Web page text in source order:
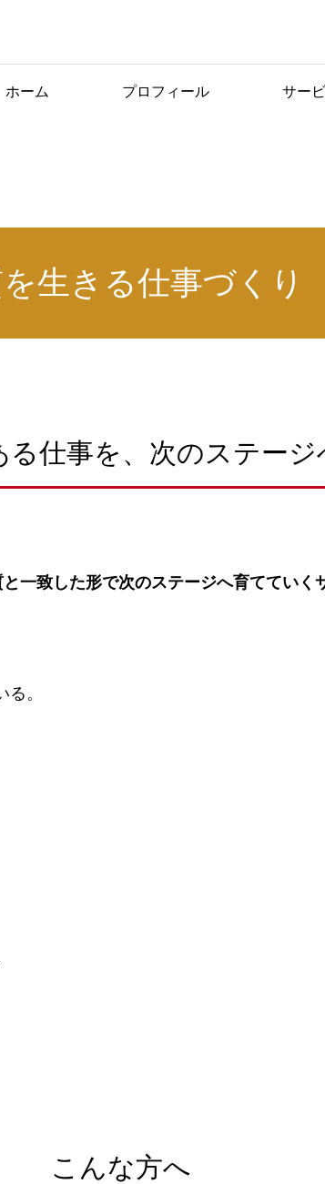
ホーム プロフィール サー
生きる仕事づくり
る仕事を、次のステージ
一致した形で次のステージへ育てていく
。
こんな方へ